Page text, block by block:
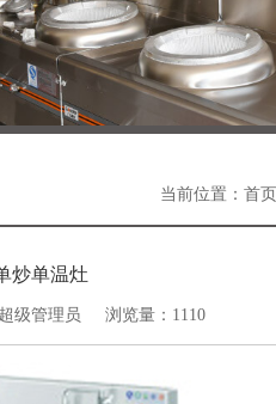
当前位置： 首页
炒单温灶
级管理员 浏览量：1110